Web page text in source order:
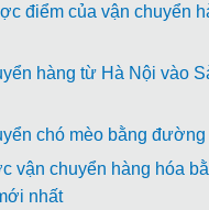
điểm của vận chuyển
hàng từ Hà Nội vào
chó mèo bằng đường
vận chuyển hàng hóa
nhất